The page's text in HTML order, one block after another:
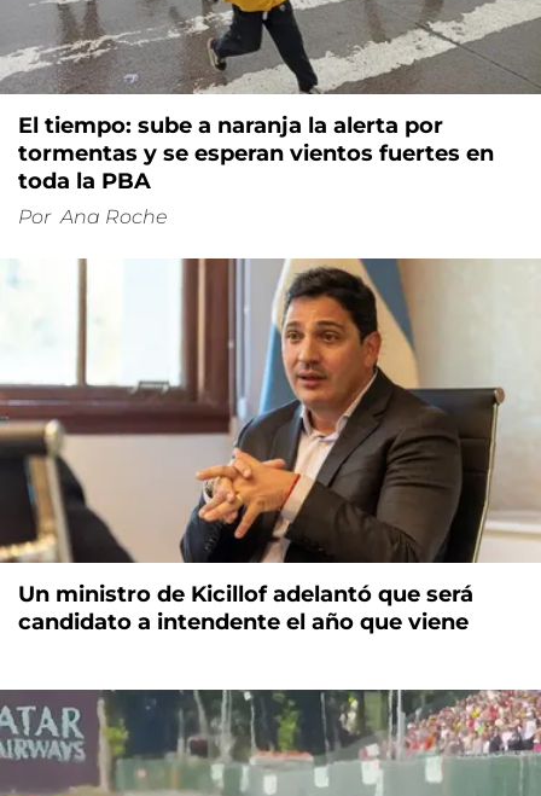
El tiempo: sube a naranja la alerta por
tormentas y se esperan vientos fuertes en
toda la PBA
Por Ana Roche
Un ministro de Kicillof adelantó que será
candidato a intendente el año que viene